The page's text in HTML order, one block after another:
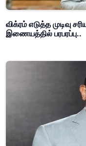
விக்ரம் எடுத்த முடிவு
இணையத்தில் பரபரப்பு..